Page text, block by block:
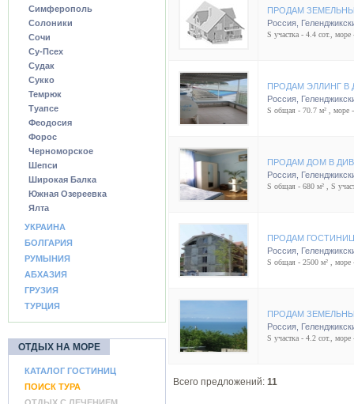
Симферополь
Солоники
Сочи
Су-Псех
Судак
Сукко
Темрюк
Туапсе
Феодосия
Форос
Черноморское
Шепси
Широкая Балка
Южная Озереевка
Ялта
УКРАИНА
БОЛГАРИЯ
РУМЫНИЯ
АБХАЗИЯ
ГРУЗИЯ
ТУРЦИЯ
ОТДЫХ НА МОРЕ
КАТАЛОГ ГОСТИНИЦ
ПОИСК ТУРА
ПРОДАМ
Россия
S участка - 4.4 сот.,
ПРОДАМ ЭЛЛИНГ В
Россия
S общая - 70.7 м² , море
ПРОДАМ ДОМ В
Россия
S общая - 680 м² , S
ПРОДАМ
Россия
S общая - 2500 м² , море
ПРОДАМ
Россия
S участка - 4.2 сот.,
Всего предложений: 11